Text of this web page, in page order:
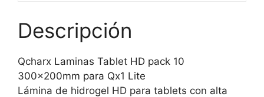
Descripción
Qcharx Laminas Tablet HD pack 10
300x200mm para Qx1 Lite
Lámina de hidrogel HD para tablets con alta